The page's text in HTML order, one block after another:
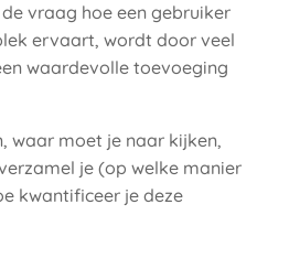
vraag hoe een gebruiker
ervaart, wordt door veel
waardevolle toevoeging
waar moet je naar kijken,
je (op welke manier
kwantificeer je deze